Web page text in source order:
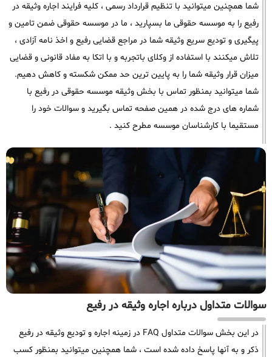
شما همچنین میتوانید با تنظیم قرارداد رسمی ، کلیه فرایند اجاره وثیقه در
رفیع را به موسسه حقوقی ما بسپارید ، ما در موسسه حقوقی ضمن تامین و
پیگیری و تودیع سریع وثیقه شما در مراجع قضایی رفیع و اخذ نامه آزادی ،
تلاش میکنند با استفاده از وکلای باتجربه و با اتکا به مفاد قانونی و قضایی
میزان قرار وثیقه شما را به پایین ترین حد ممکن شکسته و کاهش دهیم.
شما میتوانید بمنظور تماس با بخش وثیقه موسسه حقوقی در رفیع با
شماره های درج شده در همین صفحه تماس بگیرید و سوالات خود را
مستقیما با کارشناسان موسسه مطرح کنید .
سوالات متداول درباره اجاره وثیقه در رفیع
در این بخش سوالات متداول FAQ در زمینه اجاره و تودیع وثیقه در رفیع
ذکر و به آنها پاسخ داده شده است ، شما همچنین میتوانید بمنظور کسب